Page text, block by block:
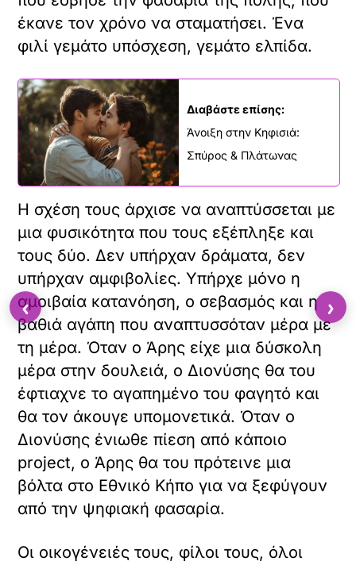
έκανε τον χρόνο να σταματήσει. Ένα
φιλί γεμάτο υπόσχεση, γεμάτο ελπίδα.
Διαβάστε επίσης:
Άνοιξη στην Κηφισιά:
Σπύρος & Πλάτωνας
Η σχέση τους άρχισε να αναπτύσσεται με
μια φυσικότητα που τους εξέπληξε και
τους δύο. Δεν υπήρχαν δράματα, δεν
υπήρχαν αμφιβολίες. Υπήρχε μόνο η
αμοιβαία κατανόηση, ο σεβασμός και η
βαθιά αγάπη που αναπτυσσόταν μέρα με
τη μέρα. Όταν ο Άρης είχε μια δύσκολη
μέρα στην δουλειά, ο Διονύσης θα του
έφτιαχνε το αγαπημένο του φαγητό και
θα τον άκουγε υπομονετικά. Όταν ο
Διονύσης ένιωθε πίεση από κάποιο
project, ο Άρης θα του πρότεινε μια
βόλτα στο Εθνικό Κήπο για να ξεφύγουν
από την ψηφιακή φασαρία.
Οι οικογένειές τους, φίλοι τους, όλοι
‹ ›